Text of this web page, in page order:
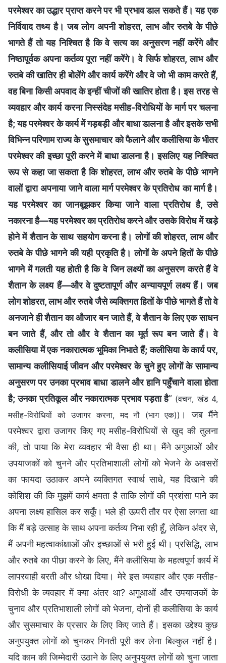
परमेश्वर का उद्धार प्राप्त करने पर भी प्रभाव डाल सकते हैं। यह एक
निर्विवाद तथ्य है। जब लोग अपनी शोहरत, लाभ और रुतबे के पीछे
भागते हैं तो यह निश्चित है कि वे सत्य का अनुसरण नहीं करेंगे और
निष्ठापूर्वक अपना कर्तव्य पूरा नहीं करेंगे। वे सिर्फ शोहरत, लाभ और
रुतबे की खातिर ही बोलेंगे और कार्य करेंगे और वे जो भी काम करते हैं,
वह बिना किसी अपवाद के इन्हीं चीजों की खातिर होता है। इस तरह से
व्यवहार और कार्य करना निस्संदेह मसीह-विरोधियों के मार्ग पर चलना
है; यह परमेश्वर के कार्य में गड़बड़ी और बाधा डालना है और इसके सभी
विभिन्न परिणाम राज्य के सुसमाचार को फैलाने और कलीसिया के भीतर
परमेश्वर की इच्छा पूरी करने में बाधा डालना है। इसलिए यह निश्चित
रूप से कहा जा सकता है कि शोहरत, लाभ और रुतबे के पीछे भागने
वालों द्वारा अपनाया जाने वाला मार्ग परमेश्वर के प्रतिरोध का मार्ग है।
यह परमेश्वर का जानबूझकर किया जाने वाला प्रतिरोध है, उसे
नकारना है—यह परमेश्वर का प्रतिरोध करने और उसके विरोध में खड़े
होने में शैतान के साथ सहयोग करना है। लोगों की शोहरत, लाभ और
रुतबे के पीछे भागने की यही प्रकृति है। लोगों के अपने हितों के पीछे
भागने में गलती यह होती है कि वे जिन लक्ष्यों का अनुसरण करते हैं वे
शैतान के लक्ष्य हैं—और वे दुष्टतापूर्ण और अन्यायपूर्ण लक्ष्य हैं। जब
लोग शोहरत, लाभ और रुतबे जैसे व्यक्तिगत हितों के पीछे भागते हैं तो वे
अनजाने ही शैतान का औजार बन जाते हैं, वे शैतान के लिए एक साधन
बन जाते हैं, और तो और वे शैतान का मूर्त रूप बन जाते हैं। वे
कलीसिया में एक नकारात्मक भूमिका निभाते हैं; कलीसिया के कार्य पर,
सामान्य कलीसियाई जीवन और परमेश्वर के चुने हुए लोगों के सामान्य
अनुसरण पर उनका प्रभाव बाधा डालने और हानि पहुँचाने वाला होता
है; उनका प्रतिकूल और नकारात्मक प्रभाव पड़ता है” (वचन, खंड 4,
मसीह-विरोधियों को उजागर करना, मद नौ (भाग एक)) । जब मैंने
परमेश्वर द्वारा उजागर किए गए मसीह-विरोधियों से खुद की तुलना
की, तो पाया कि मेरा व्यवहार भी वैसा ही था। मैंने अगुआओं और
उपयाजकों को चुनने और प्रतिभाशाली लोगों को भेजने के अवसरों
का फायदा उठाकर अपने व्यक्तिगत स्वार्थ साधे, यह दिखाने की
कोशिश की कि मुझमें कार्य क्षमता है ताकि लोगों की प्रशंसा पाने का
अपना लक्ष्य हासिल कर सकूँ। भले ही ऊपरी तौर पर ऐसा लगता था
कि मैं बड़े उत्साह के साथ अपना कर्तव्य निभा रही हूँ, लेकिन अंदर से,
मैं अपनी महत्वाकांक्षाओं और इच्छाओं से भरी हुई थी। प्रसिद्धि, लाभ
और रुतबे का पीछा करने के लिए, मैंने कलीसिया के महत्वपूर्ण कार्य में
लापरवाही बरती और धोखा दिया। मेरे इस व्यवहार और एक मसीह-
विरोधी के व्यवहार में क्या अंतर था? अगुआओं और उपयाजकों के
चुनाव और प्रतिभाशाली लोगों को भेजना, दोनों ही कलीसिया के कार्य
और सुसमाचार के प्रसार के लिए किए जाते हैं। इसका उद्देश्य कुछ
अनुपयुक्त लोगों को चुनकर गिनती पूरी कर लेना बिल्कुल नहीं है।
यदि काम की जिम्मेदारी उठाने के लिए अनुपयुक्त लोगों को चुना जाता